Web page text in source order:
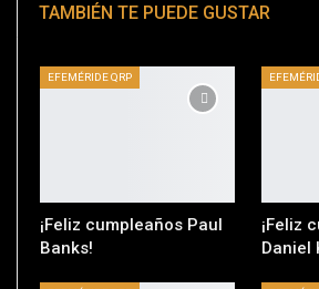
TAMBIÉN TE PUEDE GUSTAR
EFEMÉRIDE QRP
¡Feliz cumpleaños Paul
Banks!
¡Feliz
Daniel